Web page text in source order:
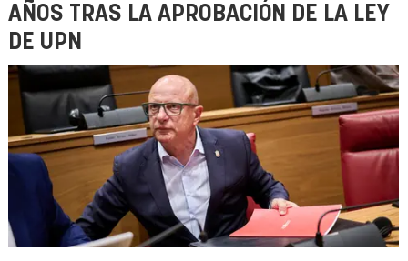
AÑOS TRAS LA APROBACIÓN DE LA LEY
DE UPN